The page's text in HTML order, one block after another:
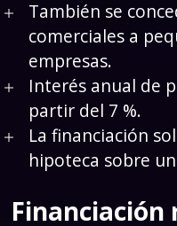
También se
comerciales a
empresas.
Interés anual de
partir del 7 %.
La financiación
hipoteca sobre
Financiación